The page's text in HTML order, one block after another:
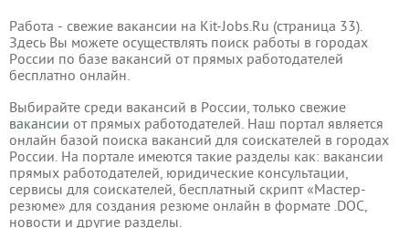
Работа - свежие вакансии на Kit-Jobs.Ru (страница 33).
Здесь Вы можете осуществлять поиск работы в городах
России по базе вакансий от прямых работодателей
бесплатно онлайн.
Выбирайте среди вакансий в России, только свежие
вакансии от прямых работодателей. Наш портал является
онлайн базой поиска вакансий для соискателей в городах
России. На портале имеются такие разделы как: вакансии
прямых работодателей, юридические консультации,
сервисы для соискателей, бесплатный скрипт «Мастер-
резюме» для создания резюме онлайн в формате .DOC,
новости и другие разделы.